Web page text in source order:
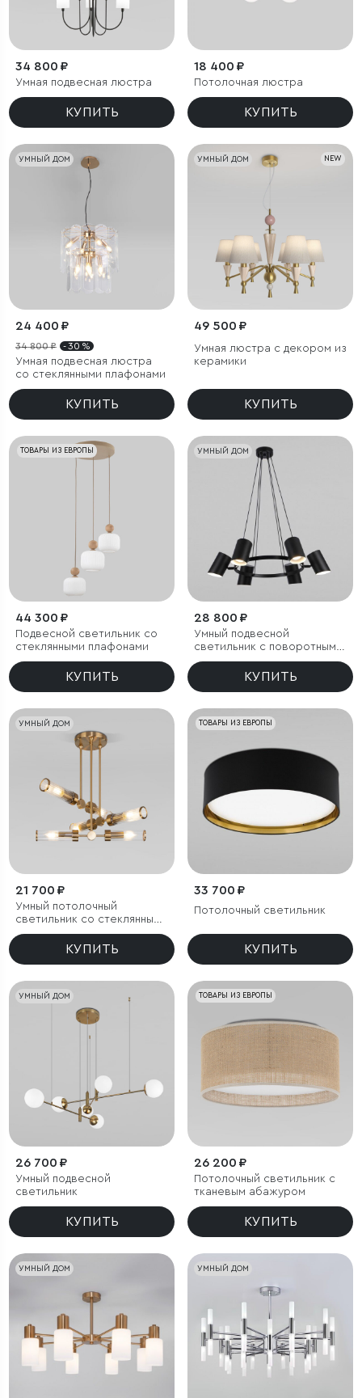
34 800 ₽
Умная подвесная люстра
КУПИТЬ
18 400 ₽
Потолочная люстра
КУПИТЬ
УМНЫЙ ДОМ
24 400 ₽
34 800 ₽ - 30 %
Умная подвесная люстра
со стеклянными плафонами
КУПИТЬ
УМНЫЙ ДОМ NEW
49 500 ₽
Умная люстра с декором из
керамики
КУПИТЬ
ТОВАРЫ ИЗ ЕВРОПЫ
44 300 ₽
Подвесной светильник со
стеклянными плафонами
КУПИТЬ
УМНЫЙ ДОМ
28 800 ₽
Умный подвесной
светильник с поворотным
механизмом
КУПИТЬ
УМНЫЙ ДОМ
21 700 ₽
Умный потолочный
светильник со стеклянными
плафонами
КУПИТЬ
ТОВАРЫ ИЗ ЕВРОПЫ
33 700 ₽
Потолочный светильник
КУПИТЬ
УМНЫЙ ДОМ
26 700 ₽
Умный подвесной
светильник
КУПИТЬ
ТОВАРЫ ИЗ ЕВРОПЫ
26 200 ₽
Потолочный светильник с
тканевым абажуром
КУПИТЬ
УМНЫЙ ДОМ УМНЫЙ ДОМ